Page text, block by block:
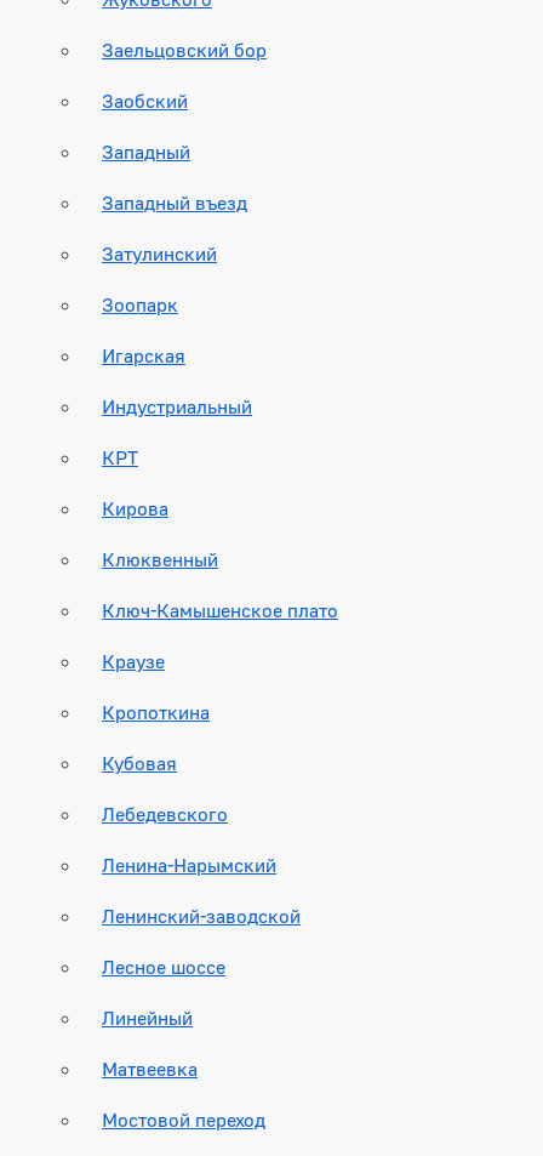
Заельцовский бор
Заобский
Западный
Западный въезд
Затулинский
Зоопарк
Игарская
Индустриальный
КРТ
Кирова
Клюквенный
Ключ-Камышенское плато
Краузе
Кропоткина
Кубовая
Лебедевского
Ленина-Нарымский
Ленинский-заводской
Лесное шоссе
Линейный
Матвеевка
Мостовой переход